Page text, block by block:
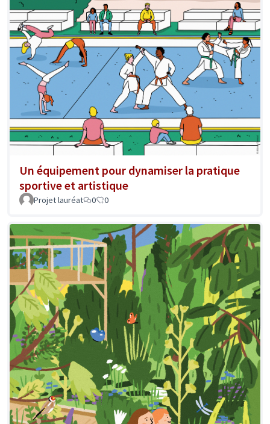
Un équipement pour dynamiser la pratique
sportive et artistique
Projet lauréat 0 0